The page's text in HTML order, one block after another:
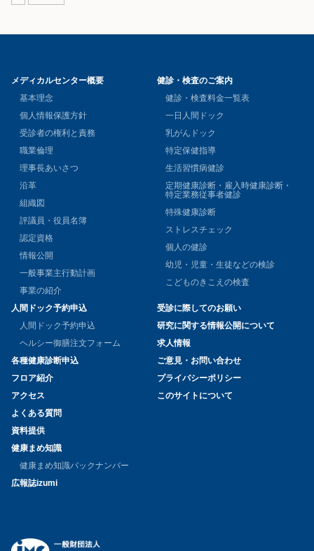
メディカルセンター概要
基本理念
個人情報保護方針
受診者の権利と責務
職業倫理
理事長あいさつ
沿革
組織図
評議員・役員名簿
認定資格
情報公開
一般事業主行動計画
事業の紹介
健診・検査のご案内
健診・検査料金一覧表
一日人間ドック
乳がんドック
特定保健指導
生活習慣病健診
定期健康診断・雇入時健康診断・
特定業務従事者健診
特殊健康診断
ストレスチェック
個人の健診
幼児・児童・生徒などの検診
こどものきこえの検査
人間ドック予約申込
人間ドック予約申込
ヘルシー御膳注文フォーム
各種健康診断申込
フロア紹介
アクセス
よくある質問
資料提供
健康まめ知識
健康まめ知識バックナンバー
広報誌izumi
受診に際してのお願い
研究に関する情報公開について
求人情報
ご意見・お問い合わせ
プライバシーポリシー
このサイトについて